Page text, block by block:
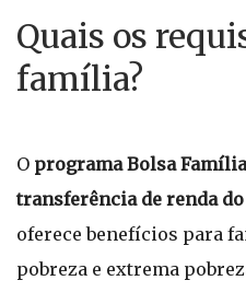
Quais os
família?
O programa Bolsa
transferência de renda
oferece benefícios para
pobreza e extrema